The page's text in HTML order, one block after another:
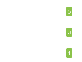
5
3
1